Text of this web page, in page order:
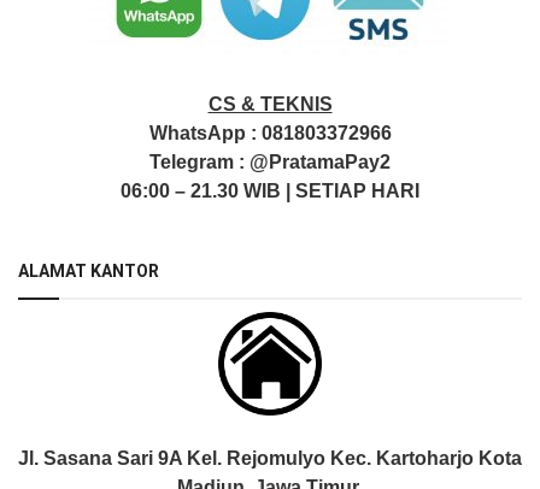
CS & TEKNIS
WhatsApp : 081803372966
Telegram : @PratamaPay2
06:00 – 21.30 WIB | SETIAP HARI
ALAMAT KANTOR
Jl. Sasana Sari 9A Kel. Rejomulyo Kec. Kartoharjo Kota